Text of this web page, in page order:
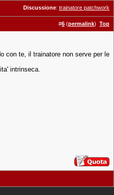
Discussione: trainatore patchwork
#6 (permalink) Top
con te, il trainatore non serve per le
intrinseca.